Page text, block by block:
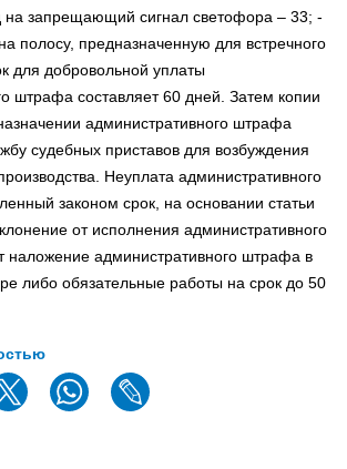
на запрещающий сигнал светофора – 33; -
полосу, предназначенную для встречного
для добровольной уплаты
штрафа составляет 60 дней. Затем копии
административного штрафа
судебных приставов для возбуждения
Неуплата административного
законом срок, на основании статьи
от исполнения административного
наложение административного штрафа в
либо обязательные работы на срок до 50